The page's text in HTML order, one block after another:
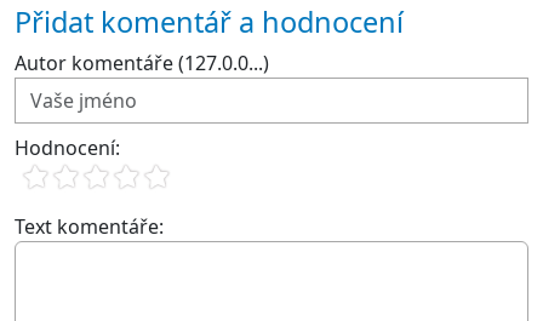
Přidat komentář a hodnocení
Autor komentáře (127.0.0...)
Hodnocení:
Text komentáře: